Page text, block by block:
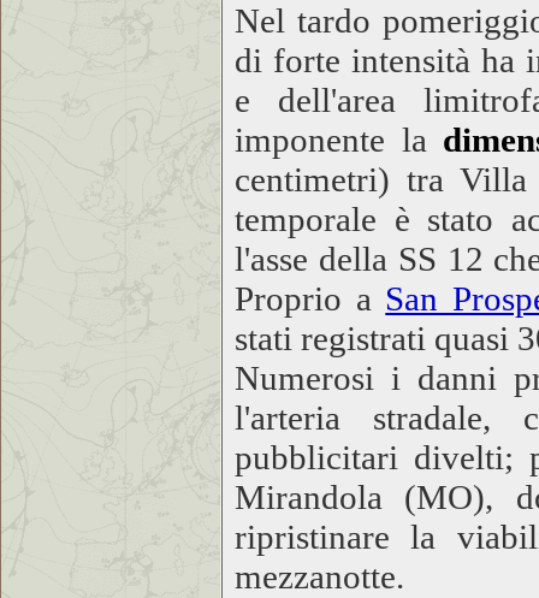
Nel tardo
di forte intensità ha
e dell'area
imponente la
centimetri) tra
temporale è stato
l'asse della SS 12
Proprio a San
stati registrati quasi
Numerosi i danni
l'arteria stradale,
pubblicitari divelti;
Mirandola (MO),
ripristinare la
mezzanotte.